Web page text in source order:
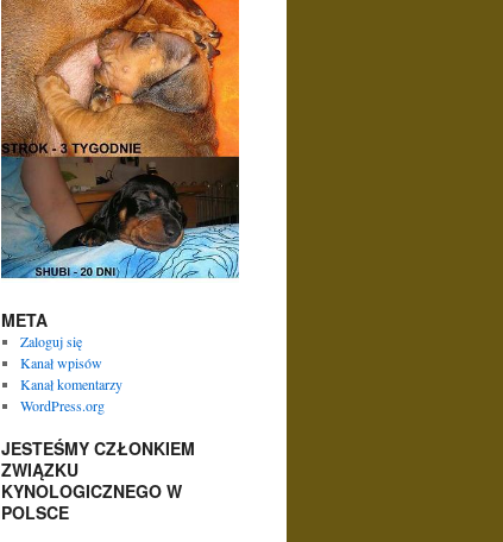
META
Zaloguj się
Kanał wpisów
Kanał komentarzy
WordPress.org
JESTEŚMY CZŁONKIEM
ZWIĄZKU
KYNOLOGICZNEGO W
POLSCE